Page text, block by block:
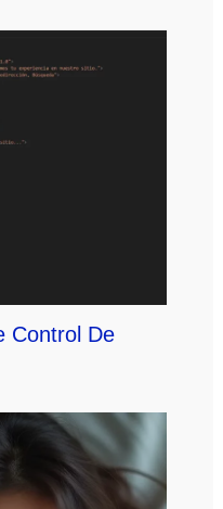
Control De